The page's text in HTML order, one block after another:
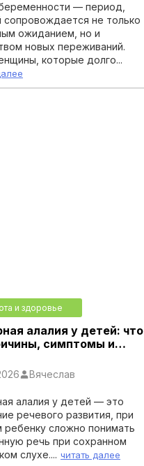
— период,
сопровождается не только
ожиданием, но и
новых переживаний.
которые долго...
и здоровье
алалия у детей: что
симптомы и…
Вячеслав
алалия у детей — это
речевого развития, при
ребенку сложно понимать
речь при сохранном
слухе.... читать далее